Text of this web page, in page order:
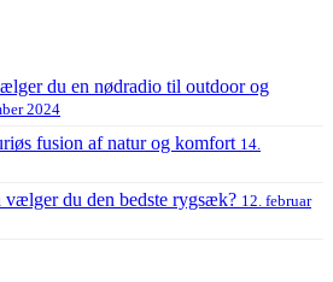
du en nødradio til outdoor og
2024
fusion af natur og komfort 14.
vælger du den bedste rygsæk? 12. februar